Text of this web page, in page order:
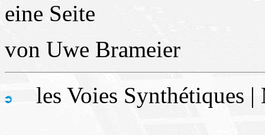
eine Seite
von Uwe Brameier
les Voies Synthétiques